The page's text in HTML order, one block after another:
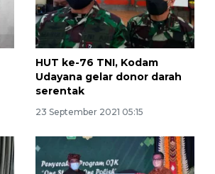
HUT ke-76 TNI, Kodam
Udayana gelar donor darah
serentak
23 September 2021 05:15